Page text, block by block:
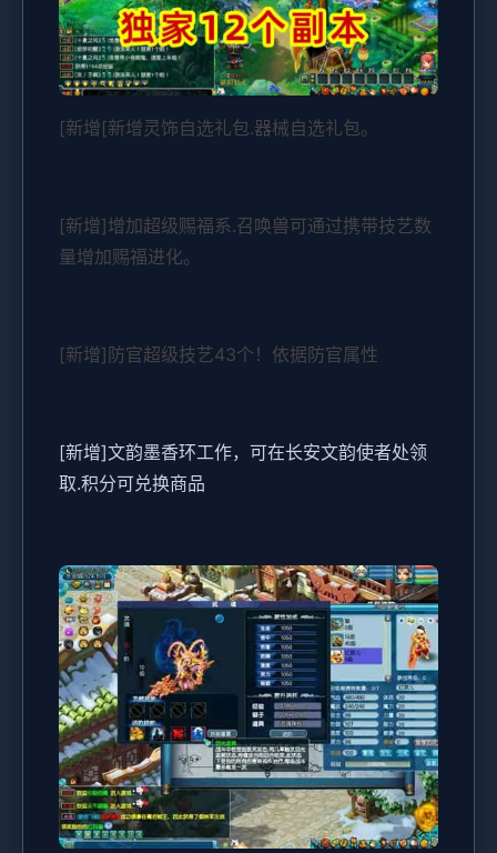
[新增[新增灵饰自选礼包.器械自选礼包。
[新增]增加超级赐福系.召唤兽可通过携带技艺数
量增加赐福进化。
[新增]防官超级技艺43个！依据防官属性
[新增]文韵墨香环工作，可在长安文韵使者处领
取.积分可兑换商品